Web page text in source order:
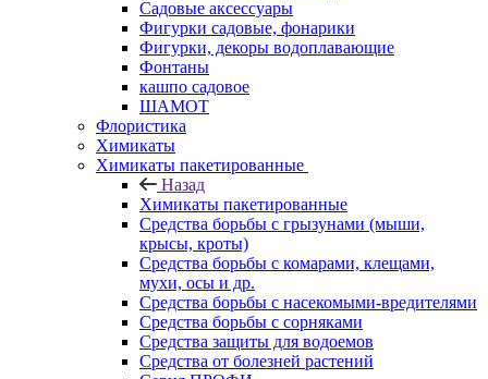
Садовые аксессуары
Фигурки садовые, фонарики
Фигурки, декоры водоплавающие
Фонтаны
кашпо садовое
ШАМОТ
Флористика
Химикаты
Химикаты пакетированные
Назад
Химикаты пакетированные
Средства борьбы с грызунами (мыши,
крысы, кроты)
Средства борьбы с комарами, клещами,
мухи, осы и др.
Средства борьбы с насекомыми-вредителями
Средства борьбы с сорняками
Средства защиты для водоемов
Средства от болезней растений